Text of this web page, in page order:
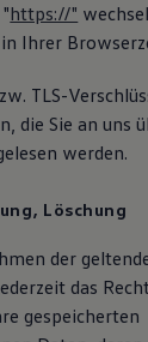
https://"
Ihrer
TLS-
die Sie an uns
werden.
Löschung
der
das
gespeicherten